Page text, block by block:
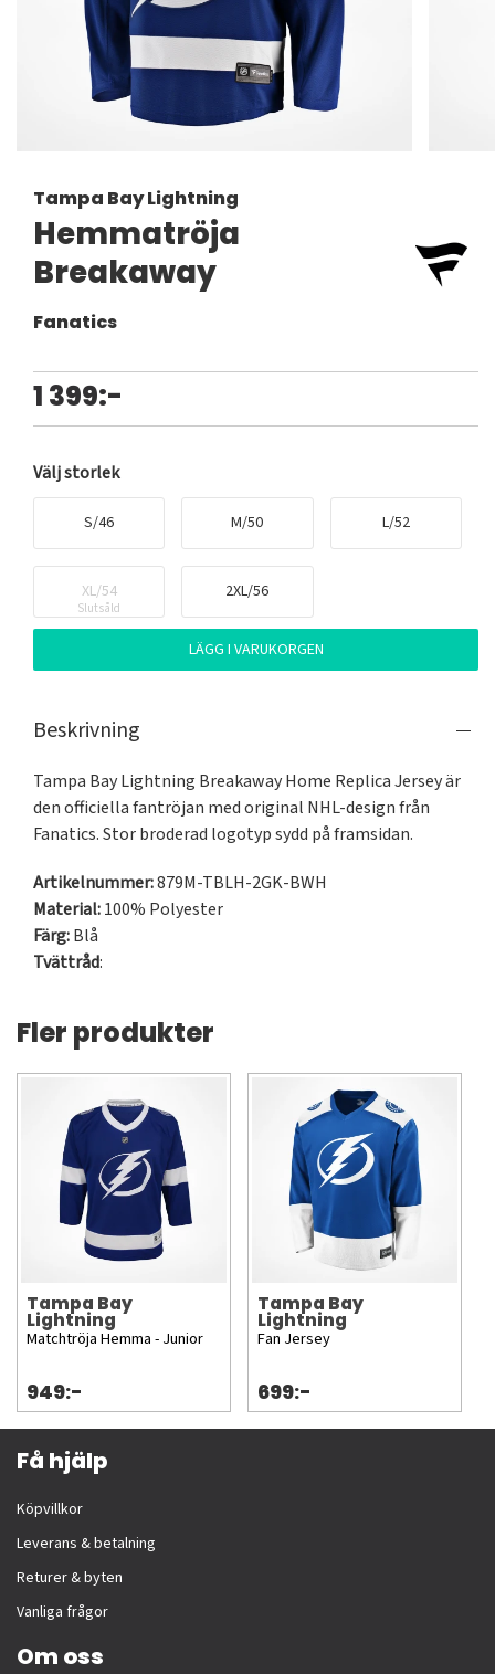
Tampa Bay Lightning
Hemmatröja
Breakaway
Fanatics
1 399:-
Välj storlek
S/46 M/50 L/52
XL/54
Slutsåld
2XL/56
LÄGG I VARUKORGEN
Beskrivning
Tampa Bay Lightning Breakaway Home Replica Jersey är
den officiella fantröjan med original NHL-design från
Fanatics. Stor broderad logotyp sydd på framsidan.
Artikelnummer:879M-TBLH-2GK-BWH
Material:100% Polyester
Färg:Blå
Tvättråd:
Fler produkter
Tampa Bay
Lightning
Matchtröja Hemma - Junior
949:-
Tampa Bay
Lightning
Fan Jersey
699:-
Få hjälp
Köpvillkor
Leverans & betalning
Returer & byten
Vanliga frågor
Om oss